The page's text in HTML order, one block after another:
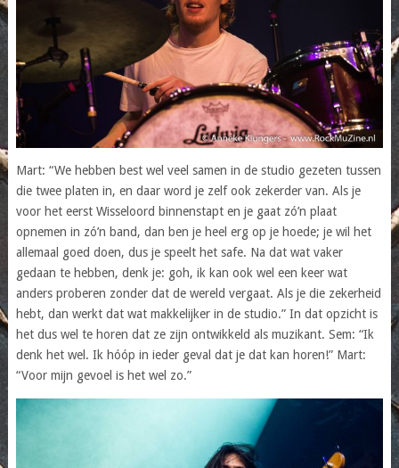
Mart: “We hebben best wel veel samen in de studio gezeten tussen
die twee platen in, en daar word je zelf ook zekerder van. Als je
voor het eerst Wisseloord binnenstapt en je gaat zó’n plaat
opnemen in zó’n band, dan ben je heel erg op je hoede; je wil het
allemaal goed doen, dus je speelt het safe. Na dat wat vaker
gedaan te hebben, denk je: goh, ik kan ook wel een keer wat
anders proberen zonder dat de wereld vergaat. Als je die zekerheid
hebt, dan werkt dat wat makkelijker in de studio.” In dat opzicht is
het dus wel te horen dat ze zijn ontwikkeld als muzikant. Sem: “Ik
denk het wel. Ik hóóp in ieder geval dat je dat kan horen!” Mart:
“Voor mijn gevoel is het wel zo.”